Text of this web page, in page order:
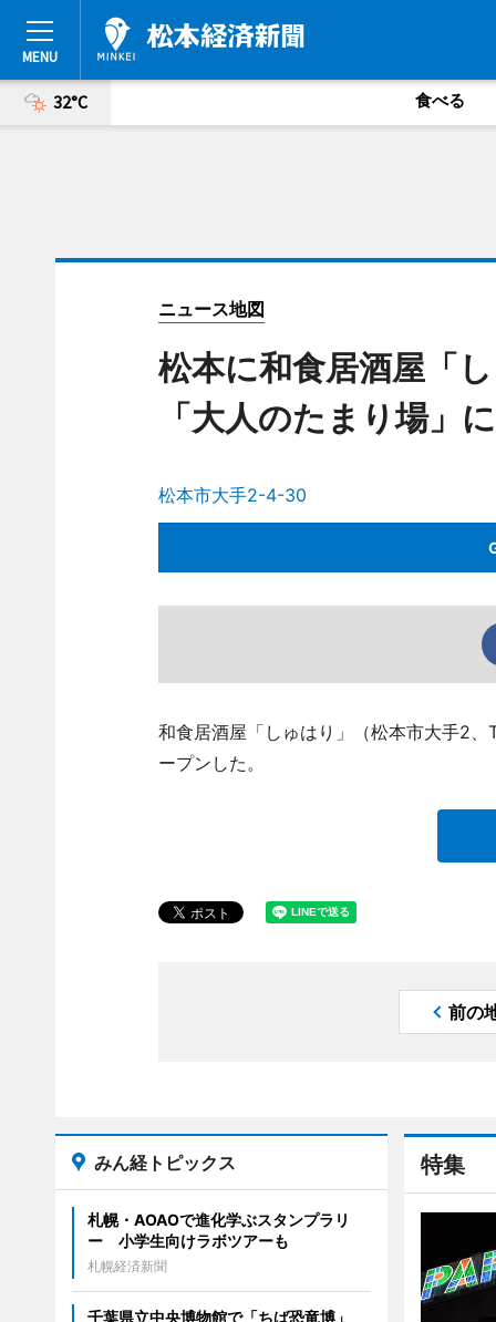
32°C 食べる
ニュース地図
松本に和食居酒屋「
「大人のたまり場」に
松本市大手2-4-30
和食居酒屋「しゅはり」（松本市大手2
ープンした。
前の
特集
みん経トピックス
札幌・AOAOで進化学ぶスタンプラリ
ー 小学生向けラボツアーも
札幌経済新聞
千葉県立中央博物館で「ちば恐竜博」